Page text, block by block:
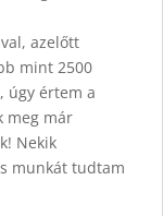
azelőtt
mint 2500
úgy értem a
meg már
Nekik
munkát tudtam